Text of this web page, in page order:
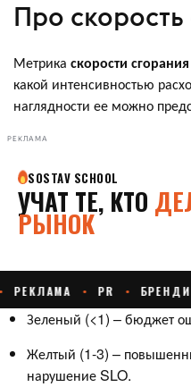
Про скорость
Метрика скорости
какой интенсивностью
наглядности ее можно
РЕКЛАМА
Зеленый (<1) – бюджет
Желтый (1-3) –
нарушение SLO.